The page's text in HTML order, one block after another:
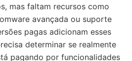
mas faltam recursos como
avançada ou suporte
pagas adicionam esses
determinar se realmente
pagando por funcionalidades